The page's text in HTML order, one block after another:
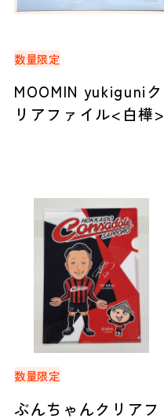
数量限定
MOOMIN yukiguniク
リアファイル<白樺>
数量限定
ぶんちゃんクリアフ